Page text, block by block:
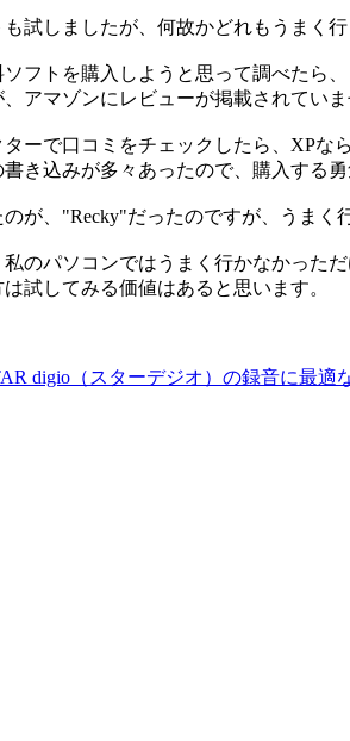
試しましたが、何故かどれもうまく
フトを購入しようと思って調べたら
アマゾンにレビューが掲載されてい
ーで口コミをチェックしたら、XPな
き込みが多々あったので、購入する
が、"Recky"だったのですが、うまく
のパソコンではうまく行かなかった
試してみる価値はあると思います。
digio（スターデジオ）の録音に最適